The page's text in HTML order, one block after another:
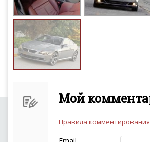
Мой
Чтобы ваш комментарий
следующих правил:
Правила комментирования